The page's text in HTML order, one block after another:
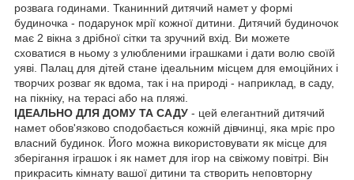
розвага годинами. Тканинний дитячий намет у формі
будиночка - подарунок мрії кожної дитини. Дитячий будиночок
має 2 вікна з дрібної сітки та зручний вхід. Ви можете
сховатися в ньому з улюбленими іграшками і дати волю своїй
уяві. Палац для дітей стане ідеальним місцем для емоційних і
творчих розваг як вдома, так і на природі - наприклад, в саду,
на пікніку, на терасі або на пляжі.
ІДЕАЛЬНО ДЛЯ ДОМУ ТА САДУ - цей елегантний дитячий
намет обов'язково сподобається кожній дівчинці, яка мріє про
власний будинок. Його можна використовувати як місце для
зберігання іграшок і як намет для ігор на свіжому повітрі. Він
прикрасить кімнату вашої дитини та створить неповторну